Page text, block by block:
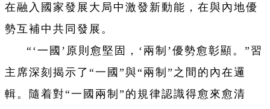
在融入國家發展大局中激發新動能，在與內地優
勢互補中共同發展。
“‘一國 ’原則愈堅固，‘ 兩制 ’優勢愈彰顯。”習
主席深刻揭示了“一國”與“兩制”之間的內在邏
輯。隨着對“一國兩制”的規律認識得愈來愈清